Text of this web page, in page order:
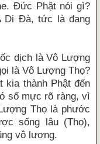
Đức Phật nói gì?
Di Đà, tức là đang
dịch là Vô Lượng
là Vô Lượng Thọ?
kia thành Phật đến
số mực rõ ràng, vì
Thọ là phước
sống lâu (Thọ),
vô lượng.